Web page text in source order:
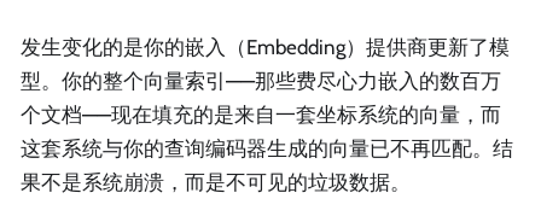
发生变化的是你的嵌入（Embedding）提供商更新了模
型。你的整个向量索引——那些费尽心力嵌入的数百万
个文档——现在填充的是来自一套坐标系统的向量，而
这套系统与你的查询编码器生成的向量已不再匹配。结
果不是系统崩溃，而是不可见的垃圾数据。